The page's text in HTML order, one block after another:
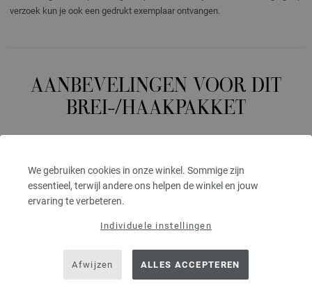
We gebruiken cookies in onze winkel. Sommige zijn
essentieel, terwijl andere ons helpen de winkel en jouw
ervaring te verbeteren.
Individuele instellingen
Afwijzen ALLES ACCEPTEREN
verzoek kun je ook een gedrukt exemplaar ontvangen.
AANBEVELINGEN VOOR DIT
BREI-/HAAKPAKKET